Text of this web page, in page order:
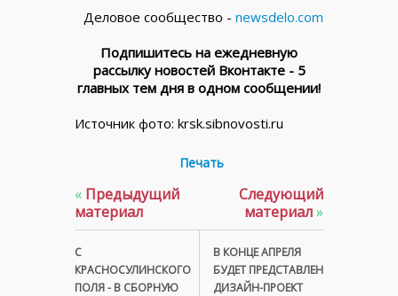
Деловое сообщество - newsdelo.com
Подпишитесь на ежедневную
рассылку новостей Вконтакте - 5
главных тем дня в одном сообщении!
Источник фото: krsk.sibnovosti.ru
Печать
« Предыдущий
материал
С
КРАСНОСУЛИНСКОГО
ПОЛЯ - В СБОРНУЮ
Следующий
материал»
В КОНЦЕ АПРЕЛЯ
БУДЕТ ПРЕДСТАВЛЕН
ДИЗАЙН-ПРОЕКТ